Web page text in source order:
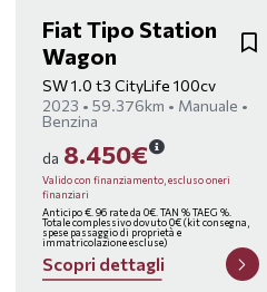
Fiat Tipo Station
Wagon
SW 1.0 t3 CityLife 100cv
2023 • 59.376km • Manuale •
Benzina
da 8.450€
Valido con finanziamento, escluso oneri
finanziari
Anticipo €. 96 rate da 0€. TAN % TAEG %.
Totale complessivo dovuto 0€ (kit consegna,
spese passaggio di proprietà e
immatricolazione escluse)
Scopri dettagli